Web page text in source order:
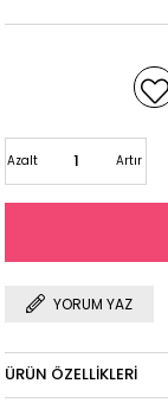
Artır
Azalt
YORUM YAZ
ÜRÜN ÖZELLIKLERI